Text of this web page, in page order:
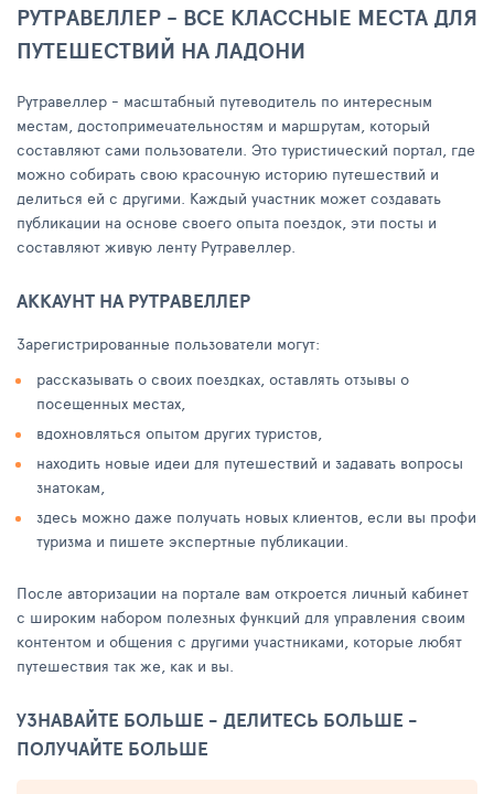
РУТРАВЕЛЛЕР - ВСЕ КЛАССНЫЕ МЕСТА ДЛЯ
ПУТЕШЕСТВИЙ НА ЛАДОНИ
Рутравеллер - масштабный путеводитель по интересным
местам, достопримечательностям и маршрутам, который
составляют сами пользователи. Это туристический портал, где
можно собирать свою красочную историю путешествий и
делиться ей с другими. Каждый участник может создавать
публикации на основе своего опыта поездок, эти посты и
составляют живую ленту Рутравеллер.
АККАУНТ НА РУТРАВЕЛЛЕР
Зарегистрированные пользователи могут:
рассказывать о своих поездках, оставлять отзывы о
посещенных местах,
вдохновляться опытом других туристов,
находить новые идеи для путешествий и задавать вопросы
знатокам,
здесь можно даже получать новых клиентов, если вы профи
туризма и пишете экспертные публикации.
После авторизации на портале вам откроется личный кабинет
с широким набором полезных функций для управления своим
контентом и общения с другими участниками, которые любят
путешествия так же, как и вы.
УЗНАВАЙТЕ БОЛЬШЕ - ДЕЛИТЕСЬ БОЛЬШЕ -
ПОЛУЧАЙТЕ БОЛЬШЕ